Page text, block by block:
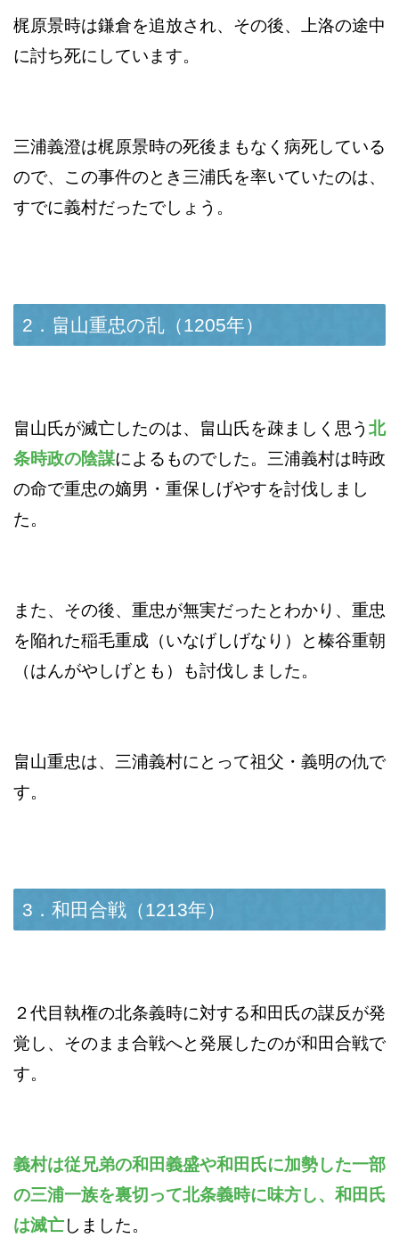
梶原景時は鎌倉を追放され、その後、上洛の途中
に討ち死にしています。
三浦義澄は梶原景時の死後まもなく病死している
ので、この事件のとき三浦氏を率いていたのは、
すでに義村だったでしょう。
2．畠山重忠の乱（1205年）
畠山氏が滅亡したのは、畠山氏を疎ましく思う 北
条時政の陰謀によるものでした。三浦義村は時政
の命で重忠の嫡男・重保しげやすを討伐しまし
た。
また、その後、重忠が無実だったとわかり、重忠
を陥れた稲毛重成（いなげしげなり）と榛谷重朝
（はんがやしげとも）も討伐しました。
畠山重忠は、三浦義村にとって祖父・義明の仇で
す。
3．和田合戦（1213年）
２代目執権の北条義時に対する和田氏の謀反が発
覚し、そのまま合戦へと発展したのが和田合戦で
す。
義村は従兄弟の和田義盛や和田氏に加勢した一部
の三浦一族を裏切って北条義時に味方し、和田氏
は滅亡しました。